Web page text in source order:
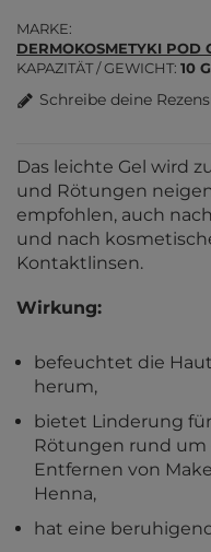
MARKE
DERMOKOSMETYKI POD
KAPAZITÄT / GEWICHT 10 G
Schreibe deine
Das leichte Gel wird
und Rötungen
empfohlen, auch
und nach
Kontaktlinsen.
Wirkung:
befeuchtet die
herum,
bietet Linderung
Rötungen rund
Entfernen von
Henna,
hat eine